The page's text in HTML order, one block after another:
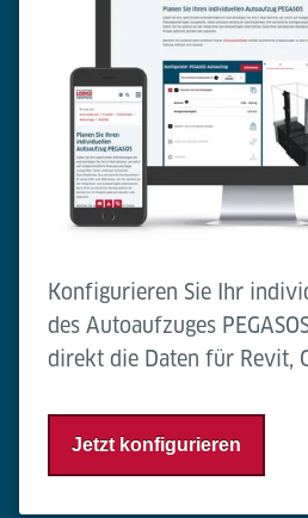
Konfigurieren Sie Ihr
des Autoaufzuges
direkt die Daten für Revit,
Jetzt konfigurieren